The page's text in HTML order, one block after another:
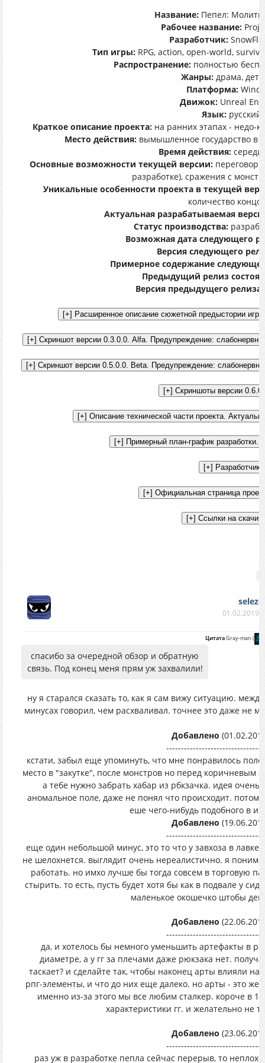
Название:Пепел:
Рабочее название:
Разработчик:
Тип игры: RPG, action, open-world,
Распространение:полностью
Жанры: драма,
Платформа:
Движок: Unreal
Язык: русский.
Краткое описание проекта:на ранних этапах - недо-
Место действия:вымышленное государство в
Время действия:
Основные возможности текущей версии:переговоры
разработке), сражения с
Уникальные особенности проекта в текущей
количество
Актуальная разрабатываемая
Статус производства:
Возможная дата следующего
Версия следующего
Примерное содержание
Предыдущий релиз
Версия предыдущего релиза:
01.02.2019
ЦитатаGray-man (
спасибо за очередной обзор и обратную
связь. Под конец меня прям уж захвалили!
ну я старался сказать то, как я сам вижу ситуацию.
минусах говорил, чем расхваливал. точнее это даже не
Добавлено
кстати, забыл еще упоминуть, что мне понравилось
место в "закутке", после монстров но перед коричневым
а тебе нужно забрать хабар из рбкзачка. идея очень
аномальное поле, даже не понял что происходит.
еше чего-нибудь подобного в
Добавлено
еще один небольшой минус, это то что у завхоза в
не шелохнется. выглядит очень нереалистично. я
работать. но имхо лучше бы тогда совсем в торговую
стырить. то есть, пусть будет хотя бы как в подвале у
маленькое окошечко штобы
Добавлено
да, и хотелось бы немного уменьшить артефакты в
диаметре, а у гг за плечами даже рюкзака нет.
таскает? и сделайте так, чтобы наконец арты влияли
рпг-элементы, и что до них еще далеко. но арты - это же
именно из-за этого мы все любим сталкер. короче в
характеристики гг. и желательно не
Добавлено
раз уж в разработке пепла сейчас перерыв, то